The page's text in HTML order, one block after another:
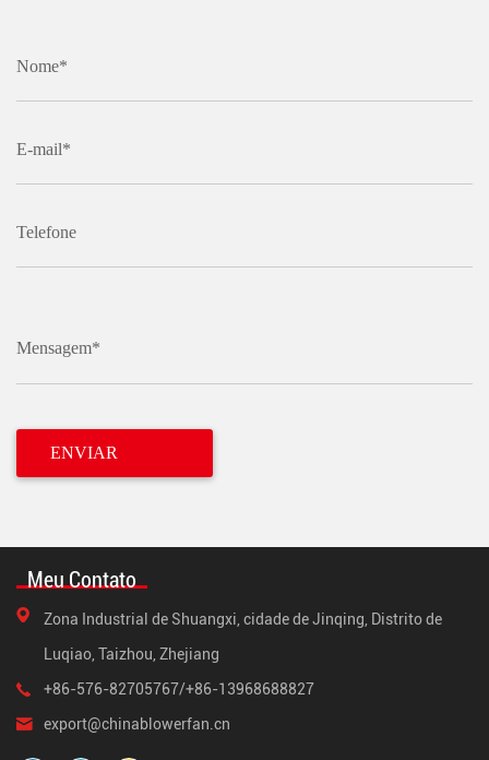
Nome*
E-mail*
Telefone
Mensagem*
Meu Contato
Zona Industrial de Shuangxi, cidade de Jinqing, Distrito de
Luqiao, Taizhou, Zhejiang
+86-576-82705767/+86-13968688827
export@chinablowerfan.cn